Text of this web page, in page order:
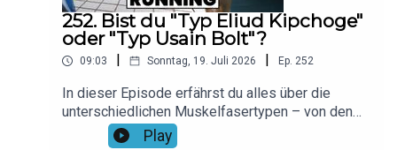
252. Bist du "Typ Eliud Kipchoge"
oder "Typ Usain Bolt"?
09:03 Sonntag, 19. Juli 2026 Ep. 252
In dieser Episode erfährst du alles über die
unterschiedlichen Muskelfasertypen – von den
ausdauernden Typ-1-Fasern bis hin zu den
Play